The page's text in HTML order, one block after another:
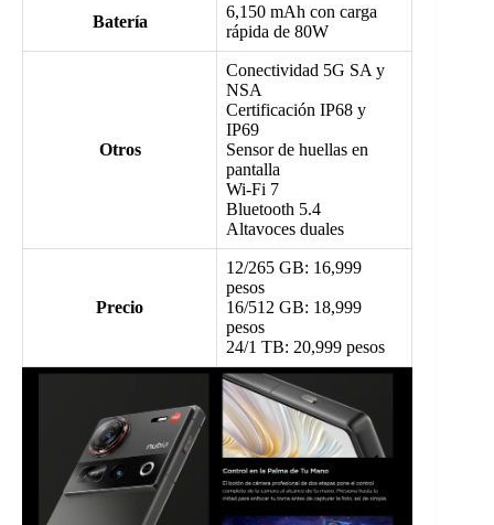
Batería
6,150 mAh con carga
rápida de 80W
Otros
Conectividad 5G SA y
NSA
Certificación IP68 y
IP69
Sensor de huellas en
pantalla
Wi-Fi 7
Bluetooth 5.4
Altavoces duales
Precio
12/265 GB: 16,999
pesos
16/512 GB: 18,999
pesos
24/1 TB: 20,999 pesos